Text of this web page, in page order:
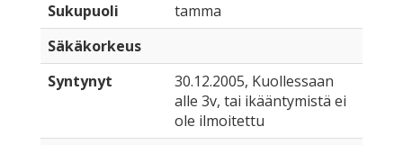
Sukupuoli
tamma
Säkäkorkeus
Syntynyt
30.12.2005, Kuollessaan
alle 3v, tai ikääntymistä ei
ole ilmoitettu